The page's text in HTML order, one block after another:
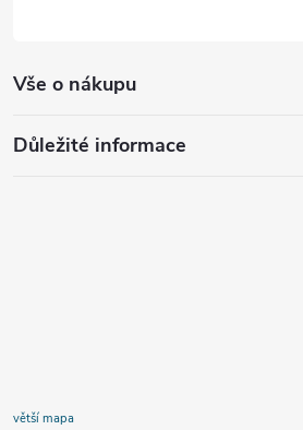
Vše o nákupu
Důležité informace
větší mapa